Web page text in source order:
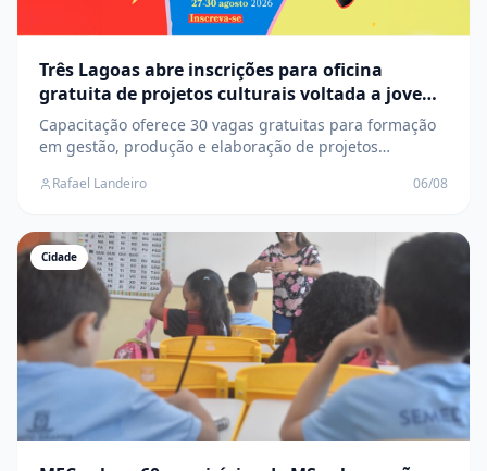
Três Lagoas abre inscrições para oficina
gratuita de projetos culturais voltada a jovens
artistas
Capacitação oferece 30 vagas gratuitas para formação
em gestão, produção e elaboração de projetos
sub-representados
Rafael Landeiro 06/08
Cidade